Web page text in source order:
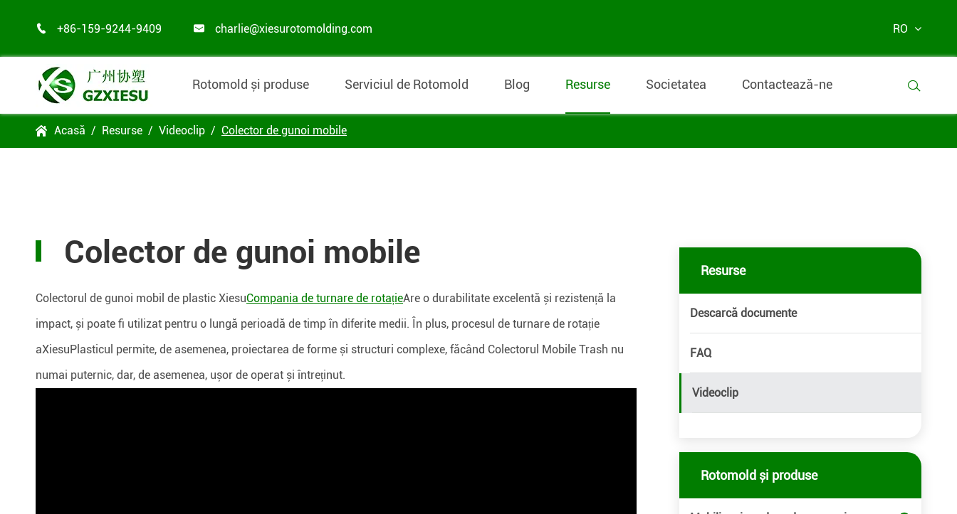
 +86-159-9244-9409  charlie@xiesurotomolding.com RO
Rotomold și produse Serviciul de Rotomold Blog Resurse Societatea Contactează-ne 
 Acasă Resurse Videoclip Colector de gunoi mobile
Colector de gunoi mobile
Colectorul de gunoi mobil de plastic XiesuCompania de turnare de rotațieAre o durabilitate excelentă și rezistență la
impact, și poate fi utilizat pentru o lungă perioadă de timp în diferite medii. În plus, procesul de turnare de rotație
aXiesuPlasticul permite, de asemenea, proiectarea de forme și structuri complexe, făcând Colectorul Mobile Trash nu
numai puternic, dar, de asemenea, ușor de operat și întreținut.
Resurse
Descarcă documente
FAQ
Videoclip
Rotomold și produse